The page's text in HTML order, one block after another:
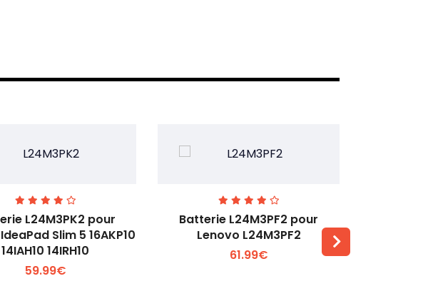
Voir plus +
L24M3PK2 pour
Slim 5 16AKP10
14IAH10 14IRH10
59.99€
Voir plus +
Batterie L24M3PF2 pour
Lenovo L24M3PF2
61.99€